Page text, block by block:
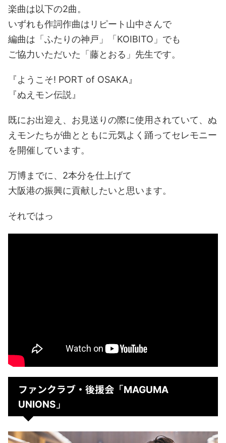
楽曲は以下の2曲。
いずれも作詞作曲はリピート山中さんで
編曲は「ふたりの神戸」「KOIBITO」でも
ご協力いただいた「藤とおる」先生です。
『ようこそ! PORT of OSAKA』
『ぬえモン伝説』
既にお出迎え、お見送りの際に使用されていて、ぬ
えモンたちが曲とともに元気よく踊ってセレモニー
を開催しています。
万博までに、2本分を仕上げて
大阪港の振興に貢献したいと思います。
それではっ
ファンクラブ・後援会 「MAGUMA
UNIONS」